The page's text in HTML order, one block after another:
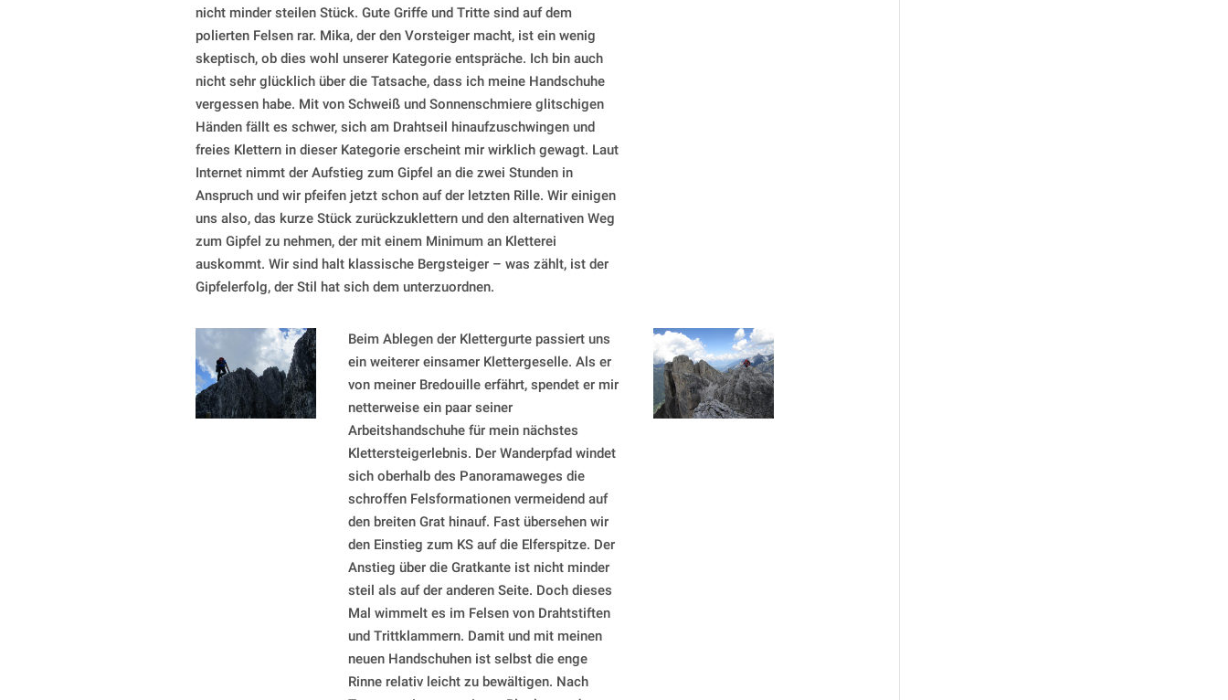
nicht minder steilen Stück. Gute Griffe und Tritte sind auf dem
polierten Felsen rar. Mika, der den Vorsteiger macht, ist ein wenig
skeptisch, ob dies wohl unserer Kategorie entspräche. Ich bin auch
nicht sehr glücklich über die Tatsache, dass ich meine Handschuhe
vergessen habe. Mit von Schweiß und Sonnenschmiere glitschigen
Händen fällt es schwer, sich am Drahtseil hinaufzuschwingen und
freies Klettern in dieser Kategorie erscheint mir wirklich gewagt. Laut
Internet nimmt der Aufstieg zum Gipfel an die zwei Stunden in
Anspruch und wir pfeifen jetzt schon auf der letzten Rille. Wir einigen
uns also, das kurze Stück zurückzuklettern und den alternativen Weg
zum Gipfel zu nehmen, der mit einem Minimum an Kletterei
auskommt. Wir sind halt klassische Bergsteiger – was zählt, ist der
Gipfelerfolg, der Stil hat sich dem unterzuordnen.
Beim Ablegen der Klettergurte passiert uns
ein weiterer einsamer Klettergeselle. Als er
von meiner Bredouille erfährt, spendet er mir
netterweise ein paar seiner
Arbeitshandschuhe für mein nächstes
Klettersteigerlebnis. Der Wanderpfad windet
sich oberhalb des Panoramaweges die
schroffen Felsformationen vermeidend auf
den breiten Grat hinauf. Fast übersehen wir
den Einstieg zum KS auf die Elferspitze. Der
Anstieg über die Gratkante ist nicht minder
steil als auf der anderen Seite. Doch dieses
Mal wimmelt es im Felsen von Drahtstiften
und Trittklammern. Damit und mit meinen
neuen Handschuhen ist selbst die enge
Rinne relativ leicht zu bewältigen. Nach